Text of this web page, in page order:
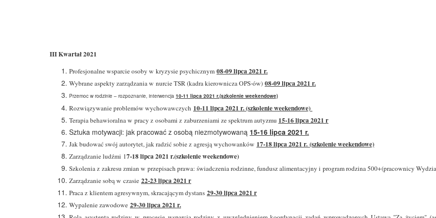
III Kwartał 2021
Profesjonalne wsparcie osoby w kryzysie psychicznym 08-09 lipca 2021 r.
Wybrane aspekty zarządzania w nurcie TSR (kadra kierownicza OPS-ów) 08-09 lipca 2021 r.
Przemoc w rodzinie – rozpoznanie, interwencja 10-11 lipca 2021 r.(szkolenie weekendowe)
Rozwiązywanie problemów wychowawczych 10-11 lipca 2021 r. (szkolenie weekendowe)
Terapia behawioralna w pracy z osobami z zaburzeniami ze spektrum autyzmu 15-16 lipca 2021 r
Sztuka motywacji: jak pracować z osobą niezmotywowaną 15-16 lipca 2021 r.
Jak budować swój autorytet, jak radzić sobie z agresją wychowanków 17-18 lipca 2021 r. (szkolenie weekendowe)
Zarządzanie ludźmi 17-18 lipca 2021 r.(szkolenie weekendowe)
Szkolenia z zakresu zmian w przepisach prawa: świadczenia rodzinne, fundusz alimentacyjny i program rodzina 500+(pracownicy
Zarządzanie sobą w czasie 22-23 lipca 2021 r
Praca z klientem agresywnym, skracającym dystans 29-30 lipca 2021 r
Wypalenie zawodowe 29-30 lipca 2021 r.